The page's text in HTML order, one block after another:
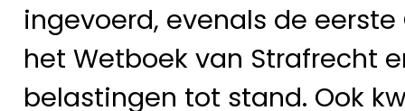
ingevoerd, evenals de
het Wetboek van Strafrecht
belastingen tot stand. Ook